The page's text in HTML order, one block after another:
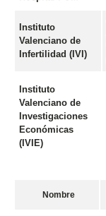
Instituto
Valenciano de
Infertilidad (IVI)
Instituto
Valenciano de
Investigaciones
Económicas
(IVIE)
Nombre